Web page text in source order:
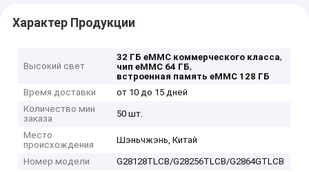
Характер Продукции
Высокий свет
32 ГБ eMMC коммерческого класса,
чип eMMC 64 ГБ,
встроенная память eMMC 128 ГБ
Время доставки
от 10 до 15 дней
Количество мин
заказа
50 шт.
Место
происхождения
Шэньчжэнь, Китай
Номер модели
G28128TLCB/G28256TLCB/G2864GTLCB